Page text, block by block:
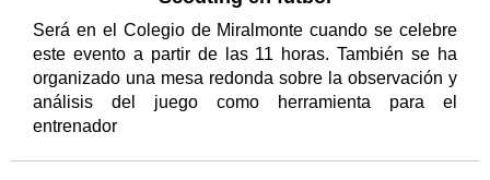
Será en el Colegio de Miralmonte cuando se celebre
este evento a partir de las 11 horas. También se ha
organizado una mesa redonda sobre la observación y
análisis del juego como herramienta para el
entrenador